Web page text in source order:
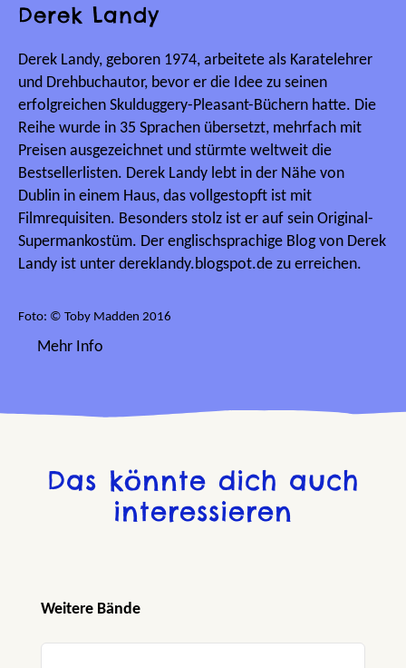
Derek Landy
Derek Landy, geboren 1974, arbeitete als Karatelehrer
und Drehbuchautor, bevor er die Idee zu seinen
erfolgreichen Skulduggery-Pleasant-Büchern hatte. Die
Reihe wurde in 35 Sprachen übersetzt, mehrfach mit
Preisen ausgezeichnet und stürmte weltweit die
Bestsellerlisten. Derek Landy lebt in der Nähe von
Dublin in einem Haus, das vollgestopft ist mit
Filmrequisiten. Besonders stolz ist er auf sein Original-
Supermankostüm. Der englischsprachige Blog von Derek
Landy ist unter dereklandy.blogspot.de zu erreichen.
Foto: © Toby Madden 2016
Mehr Info
Das könnte dich auch
interessieren
Produktgalerie überspringen
Weitere Bände